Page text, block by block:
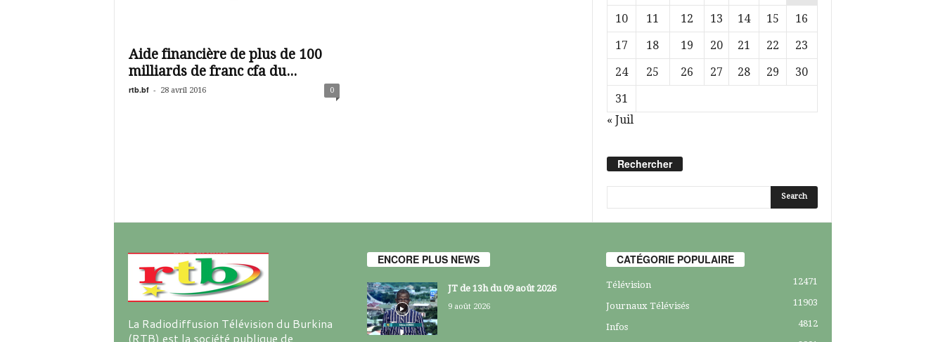
i
Aide financière de plus de 100
milliards de franc cfa du...
rtb.bf - 28 avril 2016 0
10
11 12 13 14 15
16
17
18 19 20 21 22
23
24
25 26 27 28 29
30
31
« Juil
Rechercher
La Radiodiffusion Télévision du Burkina
(RTB) est la société publique de
ENCORE PLUS NEWS
JT de 13h du 09 août 2026
9 août 2026
CATÉGORIE POPULAIRE
Télévision 12471
Journaux Télévisés 11903
Infos
4812